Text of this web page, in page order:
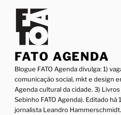
conteúdo
FATO AGENDA
Blogue FATO Agenda divulga: 1)
comunicação social, mkt e design
Agenda cultural da cidade. 3)
Sebinho FATO Agenda). Editado
jornalista Leandro Hammerschmidt.